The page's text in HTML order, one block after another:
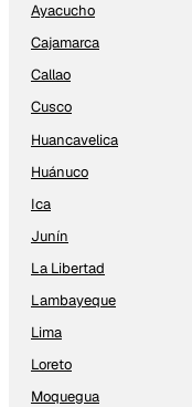
Ayacucho
Cajamarca
Callao
Cusco
Huancavelica
Huánuco
Ica
Junín
La Libertad
Lambayeque
Lima
Loreto
Moquegua